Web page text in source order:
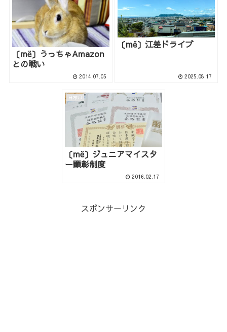
〔më〕うっちゃAmazon
との戦い
2014.07.05
〔më〕江差ドライブ
2025.08.17
日常♫
〔më〕ジュニアマイスタ
ー顕彰制度
2016.02.17
スポンサーリンク